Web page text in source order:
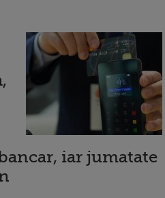
iar jumatate